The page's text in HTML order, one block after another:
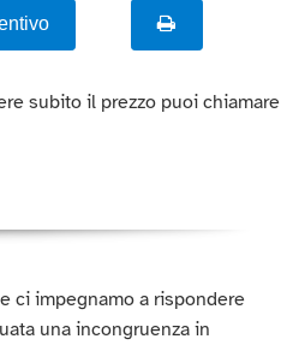
subito il prezzo puoi chiamare
ci impegnamo a rispondere
una incongruenza in